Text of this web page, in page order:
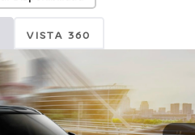
VISTA 360